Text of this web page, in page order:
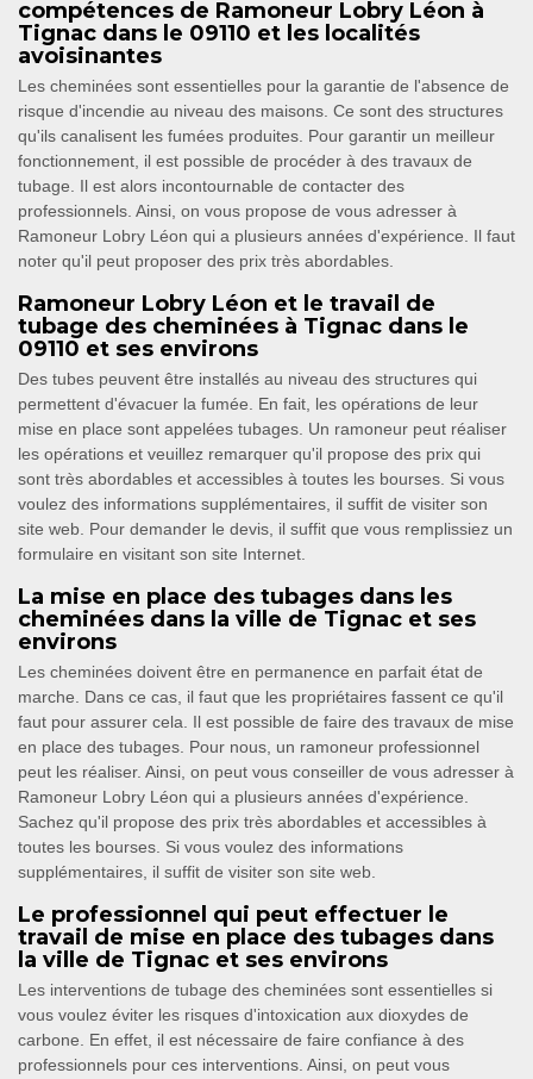
compétences de Ramoneur Lobry Léon à
Tignac dans le 09110 et les localités
avoisinantes
Les cheminées sont essentielles pour la garantie de l'absence de
risque d'incendie au niveau des maisons. Ce sont des structures
qu'ils canalisent les fumées produites. Pour garantir un meilleur
fonctionnement, il est possible de procéder à des travaux de
tubage. Il est alors incontournable de contacter des
professionnels. Ainsi, on vous propose de vous adresser à
Ramoneur Lobry Léon qui a plusieurs années d'expérience. Il faut
noter qu'il peut proposer des prix très abordables.
Ramoneur Lobry Léon et le travail de
tubage des cheminées à Tignac dans le
09110 et ses environs
Des tubes peuvent être installés au niveau des structures qui
permettent d'évacuer la fumée. En fait, les opérations de leur
mise en place sont appelées tubages. Un ramoneur peut réaliser
les opérations et veuillez remarquer qu'il propose des prix qui
sont très abordables et accessibles à toutes les bourses. Si vous
voulez des informations supplémentaires, il suffit de visiter son
site web. Pour demander le devis, il suffit que vous remplissiez un
formulaire en visitant son site Internet.
La mise en place des tubages dans les
cheminées dans la ville de Tignac et ses
environs
Les cheminées doivent être en permanence en parfait état de
marche. Dans ce cas, il faut que les propriétaires fassent ce qu'il
faut pour assurer cela. Il est possible de faire des travaux de mise
en place des tubages. Pour nous, un ramoneur professionnel
peut les réaliser. Ainsi, on peut vous conseiller de vous adresser à
Ramoneur Lobry Léon qui a plusieurs années d'expérience.
Sachez qu'il propose des prix très abordables et accessibles à
toutes les bourses. Si vous voulez des informations
supplémentaires, il suffit de visiter son site web.
Le professionnel qui peut effectuer le
travail de mise en place des tubages dans
la ville de Tignac et ses environs
Les interventions de tubage des cheminées sont essentielles si
vous voulez éviter les risques d'intoxication aux dioxydes de
carbone. En effet, il est nécessaire de faire confiance à des
professionnels pour ces interventions. Ainsi, on peut vous